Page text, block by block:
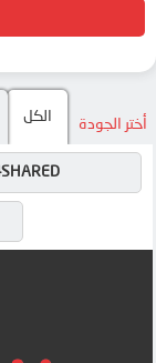
أختر الجودة الكل